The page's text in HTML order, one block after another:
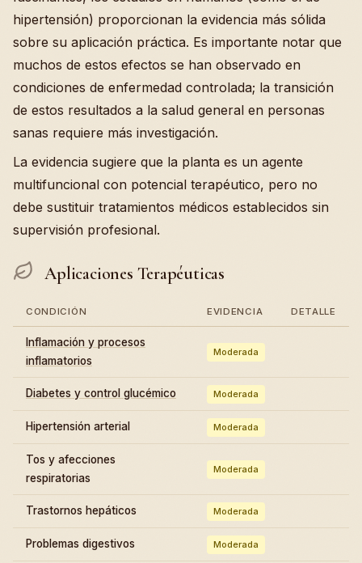
hipertensión) proporcionan la evidencia más sólida
sobre su aplicación práctica. Es importante notar que
muchos de estos efectos se han observado en
condiciones de enfermedad controlada; la transición
de estos resultados a la salud general en personas
sanas requiere más investigación.
La evidencia sugiere que la planta es un agente
multifuncional con potencial terapéutico, pero no
debe sustituir tratamientos médicos establecidos sin
supervisión profesional.
Aplicaciones Terapéuticas
CONDICIÓN EVIDENCIA DETALLE
Inflamación y procesos
inflamatorios
Moderada
Diabetes y control glucémico Moderada
Hipertensión arterial Moderada
Tos y afecciones
respiratorias
Moderada
Trastornos hepáticos Moderada
Problemas digestivos Moderada